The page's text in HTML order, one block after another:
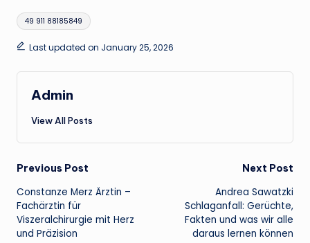
Tags:
49 911 88185849
Last updated on January 25, 2026
Admin
View All Posts
Post
navigation
Previous Post
Constanze Merz Ärztin –
Fachärztin für
Viszeralchirurgie mit Herz
und Präzision
Next Post
Andrea Sawatzki
Schlaganfall: Gerüchte,
Fakten und was wir alle
daraus lernen können